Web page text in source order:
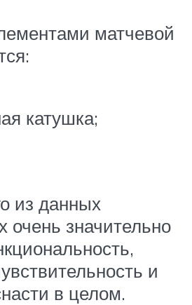
матчевой
катушка;
из данных
очень значительно
и
в целом.